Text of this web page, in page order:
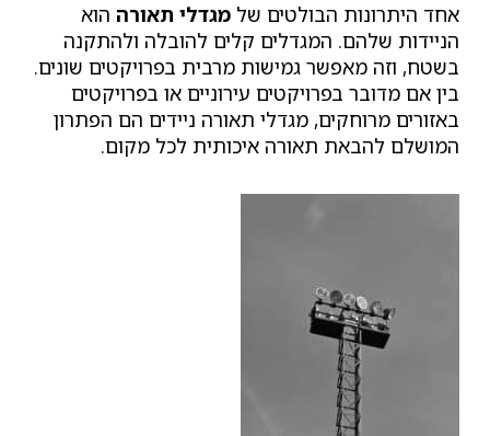
אחד היתרונות הבולטים שלמגדלי תאורההוא
הניידות שלהם. המגדלים קלים להובלה ולהתקנה
בשטח, וזה מאפשר גמישות מרבית בפרויקטים שונים.
בין אם מדובר בפרויקטים עירוניים או בפרויקטים
באזורים מרוחקים, מגדלי תאורה ניידים הם הפתרון
המושלם להבאת תאורה איכותית לכל מקום.